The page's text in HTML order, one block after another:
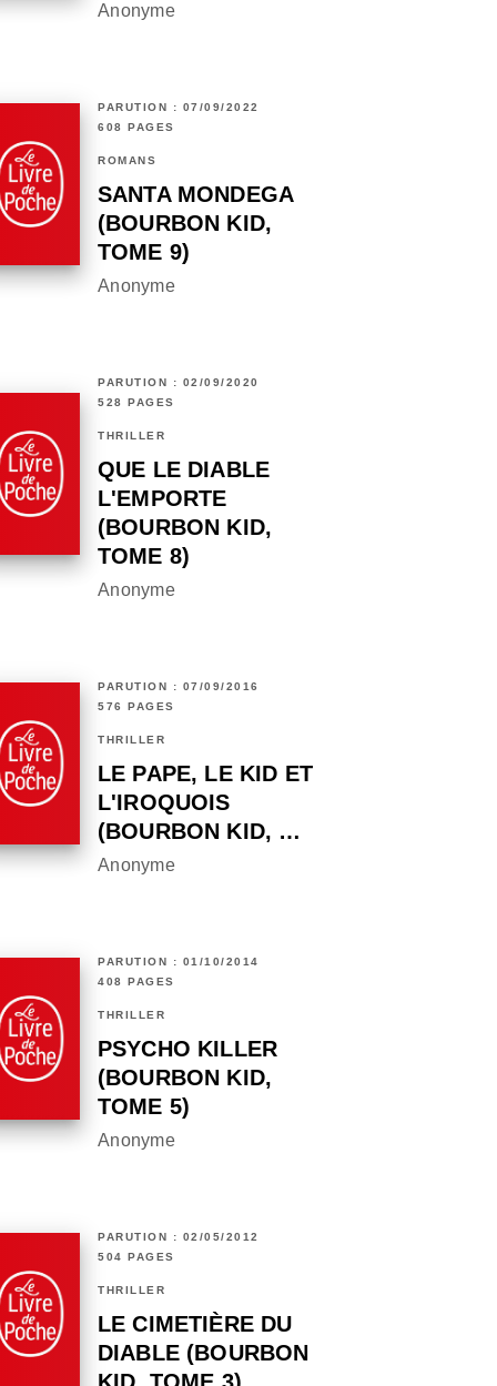
Anonyme
PARUTION : 07/09/2022
608 PAGES
ROMANS
SANTA MONDEGA
(BOURBON KID,
TOME 9)
Anonyme
PARUTION : 02/09/2020
528 PAGES
THRILLER
QUE LE DIABLE
L'EMPORTE
(BOURBON KID,
TOME 8)
Anonyme
PARUTION : 07/09/2016
576 PAGES
THRILLER
LE PAPE, LE KID ET
L'IROQUOIS
(BOURBON KID, …
Anonyme
PARUTION : 01/10/2014
408 PAGES
THRILLER
PSYCHO KILLER
(BOURBON KID,
TOME 5)
Anonyme
PARUTION : 02/05/2012
504 PAGES
THRILLER
LE CIMETIÈRE DU
DIABLE (BOURBON